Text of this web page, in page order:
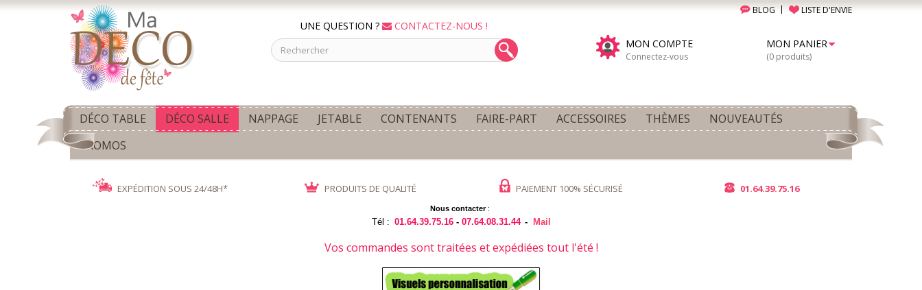
BLOG LISTE D'ENVIE
UNE QUESTION ?
CONTACTEZ-NOUS !
MON COMPTE
Connectez-vous
MON PANIER
(0 produits)
DÉCO TABLE DÉCO SALLE NAPPAGE JETABLE CONTENANTS FAIRE-PART ACCESSOIRES THÈMES
NOUVEAUTÉS
PROMOS
EXPÉDITION SOUS 24/48H* PRODUITS DE QUALITÉ PAIEMENT 100% SÉCURISÉ 01.64.39.75.16
Nous contacter:
Tél : 01.64.39.75.16 -07.64.08.31.44 - Mail
Vos commandes sont traitées et expédiées tout l'été !